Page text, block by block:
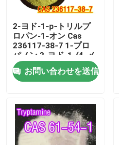
製品
2-ヨド-1-p-トリルプ
ロパン-1-オン Cas
236117-38-7 1-プロ
パノン,2-ヨド-1-(4-メ
チルフェニル) -
お問い合わせを送信